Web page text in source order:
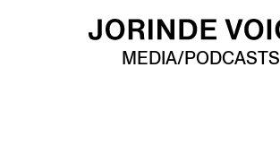
Skip to main content
MEDIA/PODCASTS